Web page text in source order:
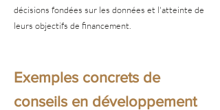
décisions fondées sur les données et l'atteinte de
leurs objectifs de financement.
Exemples concrets de
conseils en développement